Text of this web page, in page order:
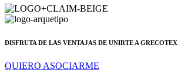
DISFRUTA DE LAS VENTAJAS DE UNIRTE A GRECOTEX
QUIERO ASOCIARME